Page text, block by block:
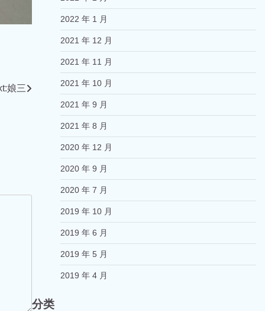
娘三
2022 年 1 月
2021 年 12 月
2021 年 11 月
2021 年 10 月
2021 年 9 月
2021 年 8 月
2020 年 12 月
2020 年 9 月
2020 年 7 月
2019 年 10 月
2019 年 6 月
2019 年 5 月
2019 年 4 月
分类